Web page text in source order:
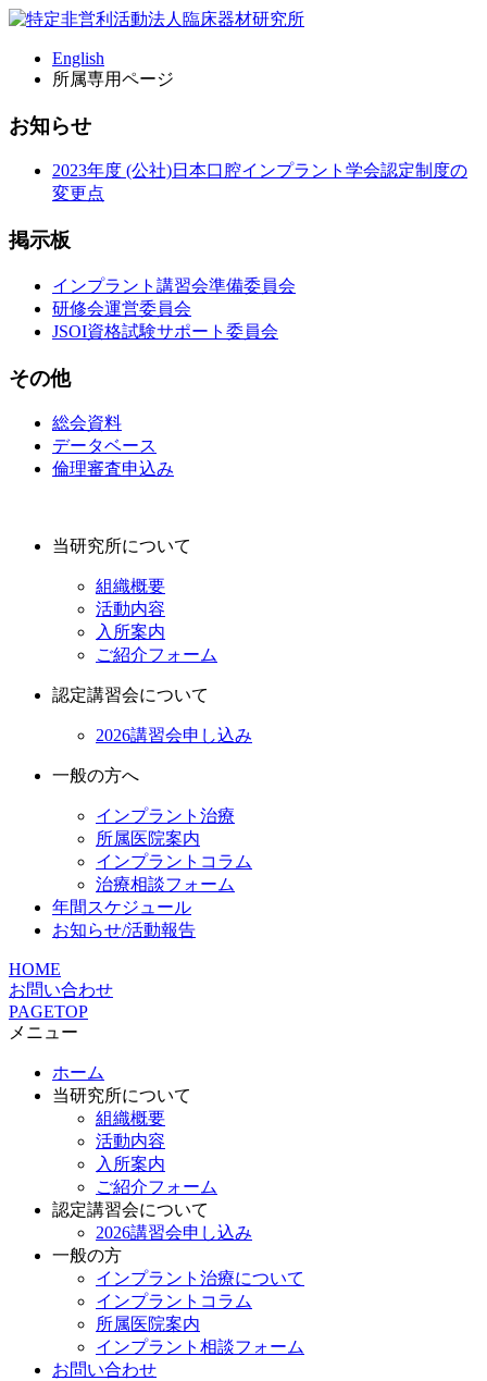
English
所属専用ページ
お知らせ
2023年度 (公社)日本口腔インプラント学会認定制度の
変更点
掲示板
インプラント講習会準備委員会
研修会運営委員会
JSOI資格試験サポート委員会
その他
総会資料
データベース
倫理審査申込み
当研究所について
組織概要
活動内容
入所案内
ご紹介フォーム
認定講習会について
2026講習会申し込み
一般の方へ
インプラント治療
所属医院案内
インプラントコラム
治療相談フォーム
年間スケジュール
お知らせ/活動報告
HOME
お問い合わせ
PAGETOP
メニュー
ホーム
当研究所について
組織概要
活動内容
入所案内
ご紹介フォーム
認定講習会について
2026講習会申し込み
一般の方
インプラント治療について
インプラントコラム
所属医院案内
インプラント相談フォーム
お問い合わせ